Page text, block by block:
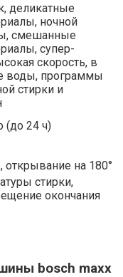
деликатные
ночной
смешанные
супер-
скорость, в
воды, программы
стирки и
(до 24 ч)
открывание на 180°
стирки,
окончания
bosch maxx